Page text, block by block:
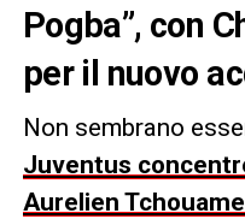
Pogba”, con
per il nuovo
Non sembrano
Juventus
Aurelien